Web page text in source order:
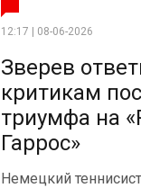
12:17 | 08-06-2026
Зверев
критикам
триумфа на
Гаррос»
Немецкий